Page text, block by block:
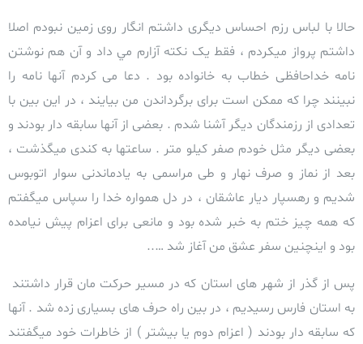
حالا با لباس رزم احساس دیگری داشتم انگار روی زمین نبودم اصلا
داشتم پرواز میکردم ، فقط یک نکته آزارم مي داد و آن هم نوشتن
نامه خداحافظی خطاب به خانواده بود . دعا می کردم آنها نامه را
نبینند چرا که ممکن است برای برگرداندن من بیایند ، در این بین با
تعدادی از رزمندگان دیگر آشنا شدم . بعضی از آنها سابقه دار بودند و
بعضی دیگر مثل خودم صفر کیلو متر . ساعتها به کندی میگذشت ،
بعد از نماز و صرف نهار و طی مراسمی به یادماندنی سوار اتوبوس
شدیم و رهسپار دیار عاشقان ، در دل همواره خدا را سپاس میگفتم
که همه چیز ختم به خبر شده بود و مانعی برای اعزام پیش نیامده
بود و اینچنین سفر عشق من آغاز شد …..
پس از گذر از شهر های استان که در مسیر حرکت مان قرار داشتند
به استان فارس رسیدیم ، در بین راه حرف های بسیاری زده شد . آنها
که سابقه دار بودند ( اعزام دوم يا بیشتر ) از خاطرات خود میگفتند